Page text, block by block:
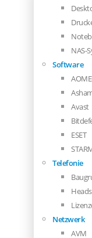
NAS-
Software
Avast
ESET
Telefonie
Netzwerk
AVM